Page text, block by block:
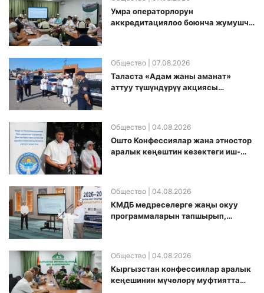
Умра операторлорун
аккредитациялоо боюнча жумушчу
Общество | 07.08.2026
Таласта «Адам жаны аманат»
аттуу түшүндүрүү акциясы
Общество | 04.08.2026
Ошто Конфессиялар жана этностор
аралык кеңештин кезектеги иш-
Общество | 04.08.2026
КМДБ медреселерге жаңы окуу
программаларын тапшырып,
Общество | 04.08.2026
Кыргызстан конфессиялар аралык
кеӊешинин мүчөлөрү муфтиятта